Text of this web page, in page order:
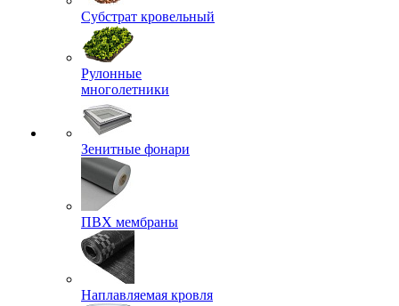
Субстрат кровельный
Рулонные
многолетники
Зенитные фонари
ПВХ мембраны
Наплавляемая кровля